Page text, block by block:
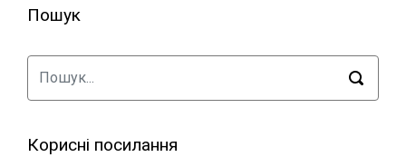
Пошук
Корисні посилання